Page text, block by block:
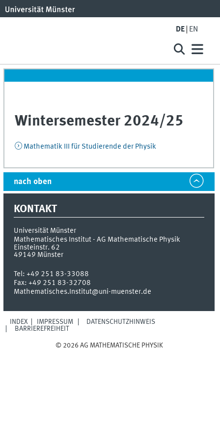
DE EN
Wintersemester 2024/25
Mathematik III für Studierende der Physik
nach oben
KONTAKT
Universität Münster
Mathematisches Institut - AG Mathematische Physik
Einsteinstr. 62
49149 Münster
Tel:+49 251 83-33088
Fax:+49 251 83-32708
Mathematisches.Institut@uni-muenster.de
INDEX IMPRESSUM
DATENSCHUTZHINWEIS
BARRIEREFREIHEIT
© 2026 AG MATHEMATISCHE PHYSIK